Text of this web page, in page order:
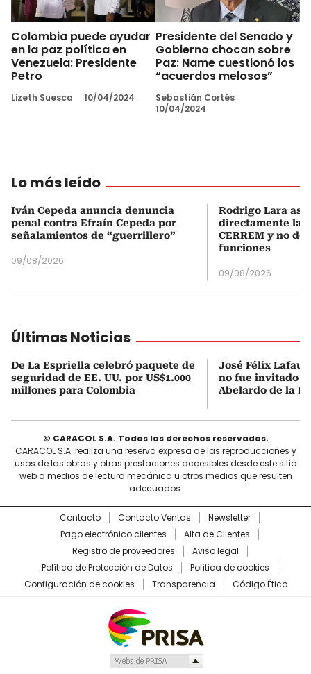
Colombia puede ayudar
en la paz política en
Venezuela: Presidente
Petro
Lizeth Suesca 10/04/2024
Presidente del Senado y
Gobierno chocan sobre
Paz: Name cuestionó los
“acuerdos melosos”
Sebastián Cortés
10/04/2024
Lo más leído
Iván Cepeda anuncia denuncia
penal contra Efraín Cepeda por
señalamientos de “guerrillero”
09/08/2026
Rodrigo Lara
directamente la
CERREM y no
funciones
09/08/2026
Últimas Noticias
De La Espriella celebró paquete de
seguridad de EE. UU. por US$1.000
millones para Colombia
José Félix
no fue invitado a
Abelardo de la
© CARACOL S.A. Todos los derechos reservados.
CARACOL S.A. realiza una reserva expresa de las reproducciones y
usos de las obras y otras prestaciones accesibles desde este sitio
web a medios de lectura mecánica u otros medios que resulten
adecuados.
Contacto Contacto Ventas
Newsletter
Pago electrónico clientes
Alta de Clientes
Registro de proveedores
Aviso legal
Política de Protección de Datos
Política de cookies
Configuración de cookies
Transparencia Código Ético